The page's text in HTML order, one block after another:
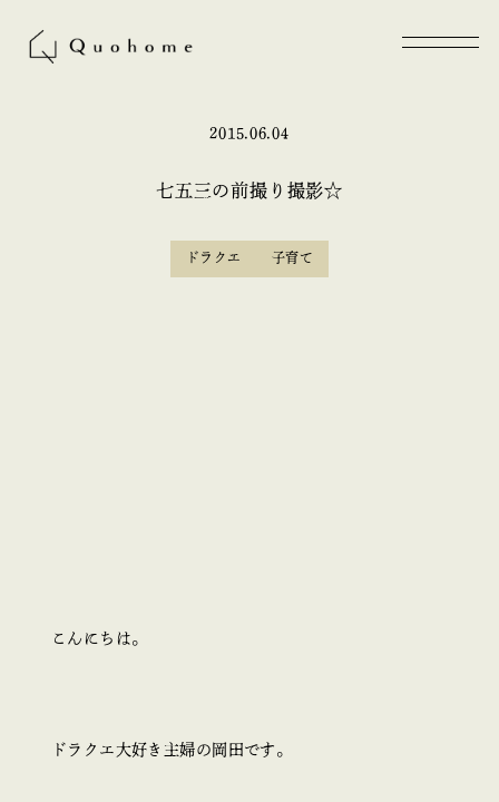
2015.06.04
七五三の前撮り撮影☆
ドラクエ 子育て
こんにちは。
ドラクエ大好き主婦の岡田です。